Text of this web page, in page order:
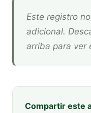
Este registro no incluye descripción
adicional.
arriba para ver
Compartir este